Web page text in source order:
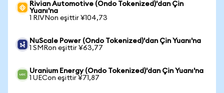
Rivian Automotive (Ondo Tokenized)'dan Çin
Yuanı'na
1 RIVNon eşittir ¥104,73
NuScale Power (Ondo Tokenized)'dan Çin Yuanı'na
1 SMRon eşittir ¥63,77
Uranium Energy (Ondo Tokenized)'dan Çin Yuanı'na
1 UECon eşittir ¥71,87